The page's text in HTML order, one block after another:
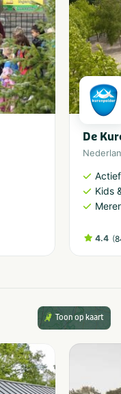
De
Kids
4.4 (
Toon op kaart